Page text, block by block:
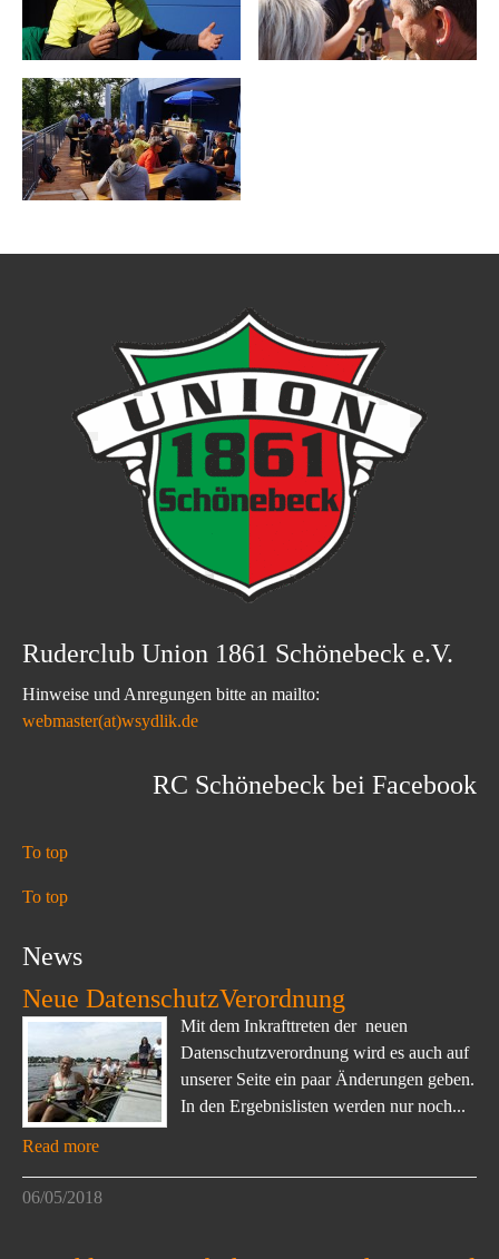
Ruderclub Union 1861 Schönebeck e.V.
Hinweise und Anregungen bitte an mailto:
webmaster(at)wsydlik.de
RC Schönebeck bei Facebook
To top
To top
News
Neue DatenschutzVerordnung
Mit dem Inkrafttreten der neuen
Datenschutzverordnung wird es auch auf
unserer Seite ein paar Änderungen geben.
In den Ergebnislisten werden nur noch...
Read more
06/05/2018